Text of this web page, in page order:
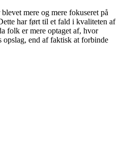
mere og mere fokuseret på
har ført til et fald i kvaliteten af
folk er mere optaget af, hvor
opslag, end af faktisk at forbinde